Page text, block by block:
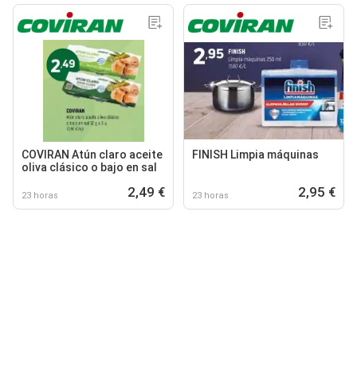
COVIRAN Atún claro aceite
oliva clásico o bajo en sal
23 horas 2,49 €
FINISH Limpia máquinas
23 horas 2,95 €